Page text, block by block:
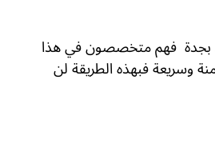
بجدة فهم متخصصون في هذا
وسريعة فبهذه الطريقة لن